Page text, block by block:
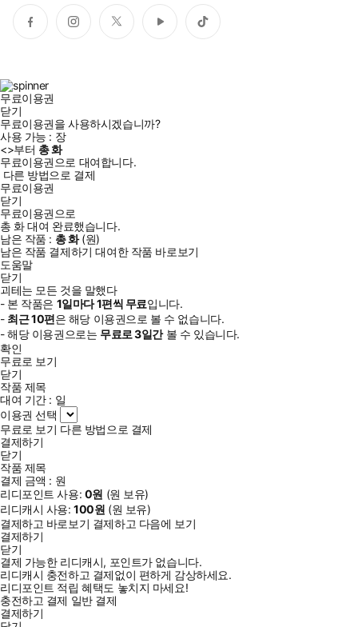
페
이
인
스
트
위
유
튜
틱
톡
무료이용권
닫기
무료이용권을 사용하시겠습니까?
사용 가능 : 장
<>부터 총화
무료이용권으로 대여합니다.
다른 방법으로 결제
무료이용권
닫기
무료이용권으로
총 화대여 완료했습니다.
남은 작품 : 총화(원)
남은 작품 결제하기 대여한 작품 바로보기
도움말
닫기
괴테는 모든 것을 말했다
- 본 작품은 1일마다1편씩 무료입니다.
- 최근10편은 해당 이용권으로 볼 수 없습니다.
- 해당 이용권으로는 무료로3일간볼 수 있습니다.
확인
무료로 보기
닫기
작품 제목
대여 기간 : 일
이용권 선택
무료로 보기 다른 방법으로 결제
결제하기
닫기
작품 제목
결제 금액 : 원
리디포인트 사용: 0원 (원 보유)
리디캐시 사용:100원 (원 보유)
결제하고 바로보기 결제하고 다음에 보기
결제하기
닫기
결제 가능한 리디캐시, 포인트가 없습니다.
리디캐시 충전하고 결제없이 편하게 감상하세요.
리디포인트 적립 혜택도 놓치지 마세요!
충전하고 결제 일반 결제
결제하기